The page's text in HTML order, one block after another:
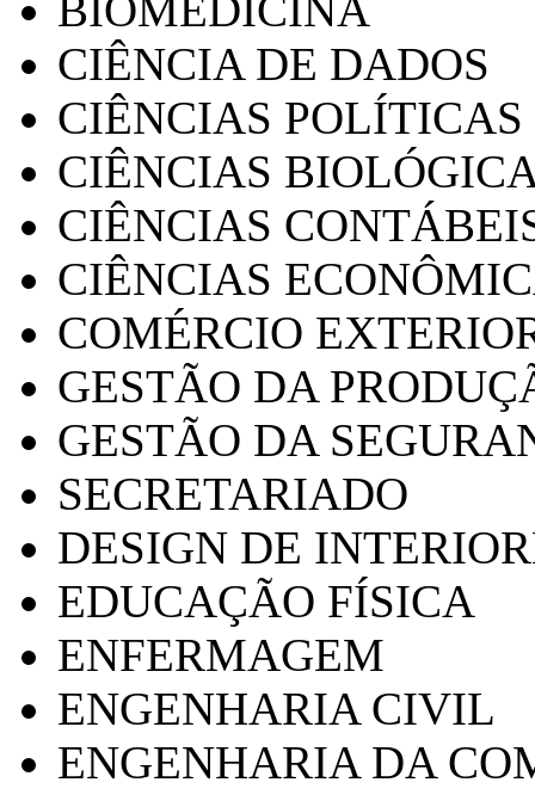
CIÊNCIA DE DADOS
CIÊNCIAS POLÍTICAS
CIÊNCIAS
CIÊNCIAS
CIÊNCIAS
COMÉRCIO
GESTÃO DA
GESTÃO DA
SECRETARIADO
DESIGN DE
EDUCAÇÃO FÍSICA
ENFERMAGEM
ENGENHARIA CIVIL
ENGENHARIA DA